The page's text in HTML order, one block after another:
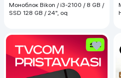
Моноблок Bikon / i3-2100 / 8 GB /
SSD 128 GB / 24", oq